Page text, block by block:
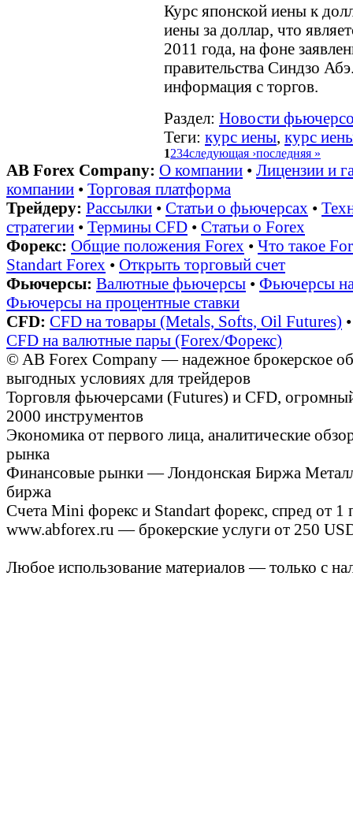
Курс японской иены к
иены за доллар, что
2011 года, на фоне
правительства Синдзо
информация с торгов.
Раздел: Новости
Теги: курс иены, курс
1234следующая ›последняя »
AB Forex Company: О компании • Лицензии и
компании • Торговая платформа
Трейдеру: Рассылки • Статьи о фьючерсах •
стратегии • Термины CFD • Статьи о Forex
Форекс: Общие положения Forex • Что такое
Standart Forex • Открыть торговый счет
Фьючерсы: Валютные фьючерсы • Фьючерсы
Фьючерсы на процентные ставки
CFD: CFD на товары (Metals, Softs, Oil Futures)
CFD на валютные пары (Forex/Форекс)
© AB Forex Company — надежное брокерское
выгодных условиях для трейдеров
Торговля фьючерсами (Futures) и CFD,
2000 инструментов
Экономика от первого лица, аналитические
рынка
Финансовые рынки — Лондонская Биржа
биржа
Счета Mini форекс и Standart форекс, спред от
www.abforex.ru — брокерские услуги от 250
Любое использование материалов — только с